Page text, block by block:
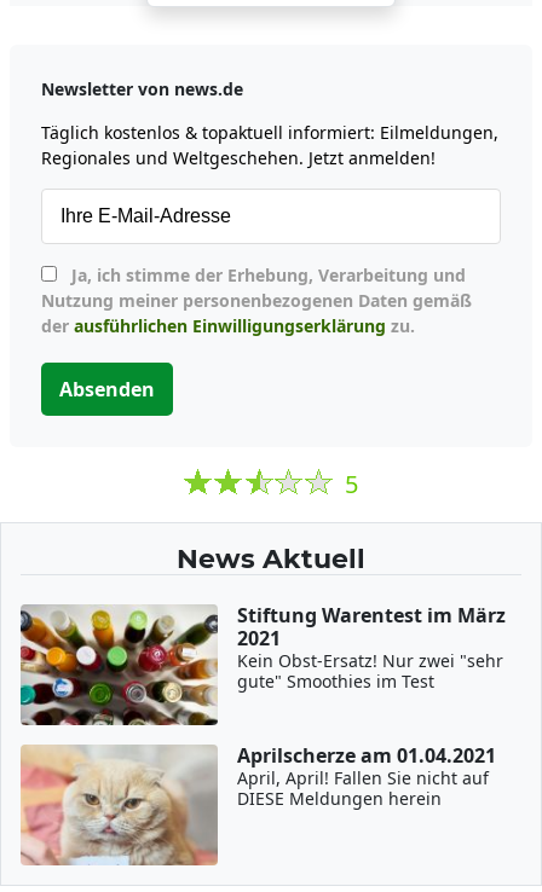
Newsletter von news.de
Täglich kostenlos & topaktuell informiert: Eilmeldungen,
Regionales und Weltgeschehen. Jetzt anmelden!
Nutzung meiner personenbezogenen Daten gemäß
der ausführlichen Einwilligungserklärung zu.
Absenden
5
News Aktuell
Stiftung Warentest im März
2021
Kein Obst-Ersatz! Nur zwei "sehr
gute" Smoothies im Test
Aprilscherze am 01.04.2021
April, April! Fallen Sie nicht auf
DIESE Meldungen herein